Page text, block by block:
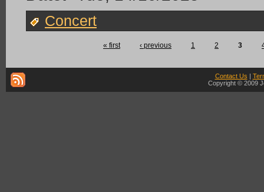
Concert
« first ‹ previous 1 2 3
Contact Us |
Copyright © 2009